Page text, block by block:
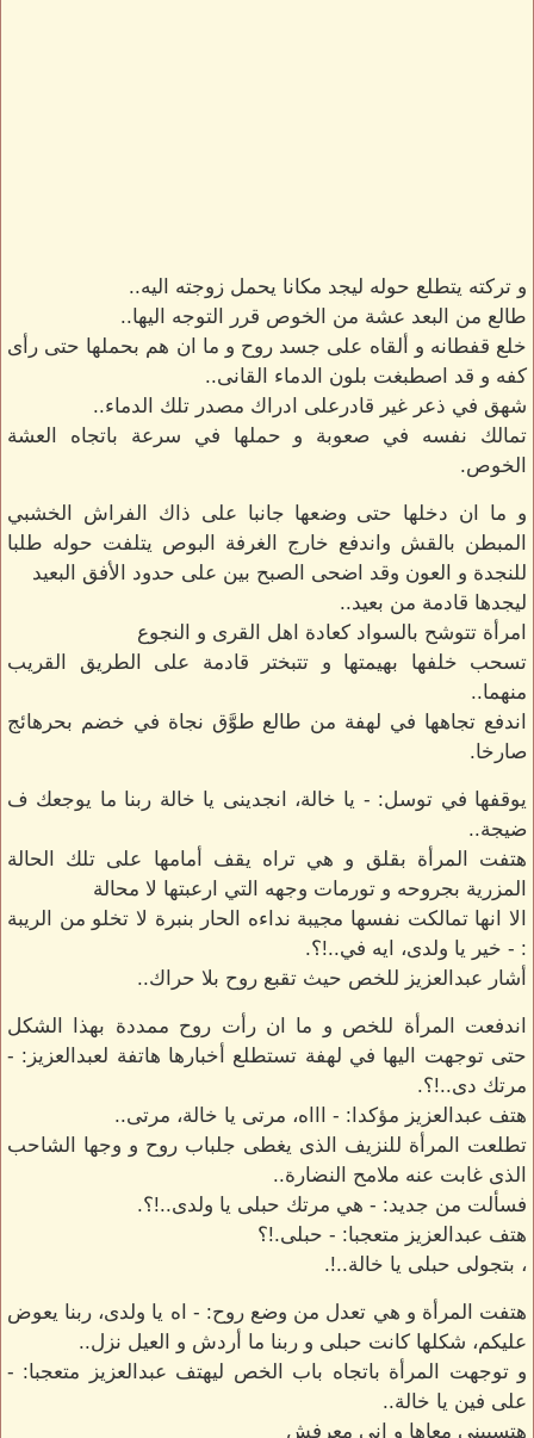
و تركته يتطلع حوله ليجد مكانا يحمل زوجته اليه..
طالع من البعد عشة من الخوص قرر التوجه اليها..
خلع قفطانه و ألقاه على جسد روح و ما ان هم بحملها حتى رأى
كفه و قد اصطبغت بلون الدماء القانى..
شهق في ذعر غير قادرعلى ادراك مصدر تلك الدماء..
تمالك نفسه في صعوبة و حملها في سرعة باتجاه العشة
الخوص.
و ما ان دخلها حتى وضعها جانبا على ذاك الفراش الخشبي
المبطن بالقش واندفع خارج الغرفة البوص يتلفت حوله طلبا
للنجدة و العون وقد اضحى الصبح بين على حدود الأفق البعيد
ليجدها قادمة من بعيد..
امرأة تتوشح بالسواد كعادة اهل القرى و النجوع
تسحب خلفها بهيمتها و تتبختر قادمة على الطريق القريب
منهما..
اندفع تجاهها في لهفة من طالع طوَّق نجاة في خضم بحرهائج
صارخا.
يوقفها في توسل: - يا خالة، انجدينى يا خالة ربنا ما يوجعك ف
ضيجة..
هتفت المرأة بقلق و هي تراه يقف أمامها على تلك الحالة
المزرية بجروحه و تورمات وجهه التي ارعبتها لا محالة
الا انها تمالكت نفسها مجيبة نداءه الحار بنبرة لا تخلو من الريبة
: - خير يا ولدى، ايه في..!؟.
أشار عبدالعزيز للخص حيث تقبع روح بلا حراك..
اندفعت المرأة للخص و ما ان رأت روح ممددة بهذا الشكل
حتى توجهت اليها في لهفة تستطلع أخبارها هاتفة لعبدالعزيز: -
مرتك دى..!؟.
هتف عبدالعزيز مؤكدا: - اااه، مرتى يا خالة، مرتى..
تطلعت المرأة للنزيف الذى يغطى جلباب روح و وجها الشاحب
الذى غابت عنه ملامح النضارة..
فسألت من جديد: - هي مرتك حبلى يا ولدى..!؟.
هتف عبدالعزيز متعجبا: - حبلى.!؟
، بتجولى حبلى يا خالة..!.
هتفت المرأة و هي تعدل من وضع روح: - اه يا ولدى، ربنا يعوض
عليكم، شكلها كانت حبلى و ربنا ما أردش و العيل نزل..
و توجهت المرأة باتجاه باب الخص ليهتف عبدالعزيز متعجبا: -
على فين يا خالة..
هتسبينى معاها و انى معرفش